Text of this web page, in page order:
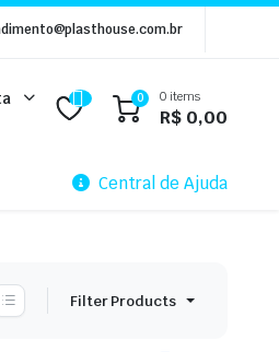
0 0 items
R$ 0,00
Central de Ajuda
Filter Products